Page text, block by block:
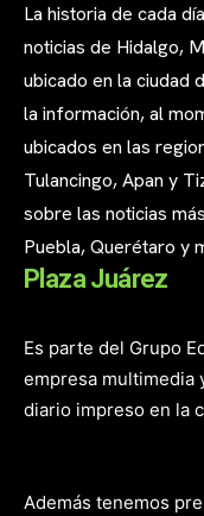
La historia de cada
noticias de Hidalgo,
ubicado en la ciudad
la información, al
ubicados en las
Tulancingo, Apan y
sobre las noticias
Puebla, Querétaro y
Plaza Juárez
Es parte del Grupo
empresa multimedia
diario impreso en la
Además tenemos